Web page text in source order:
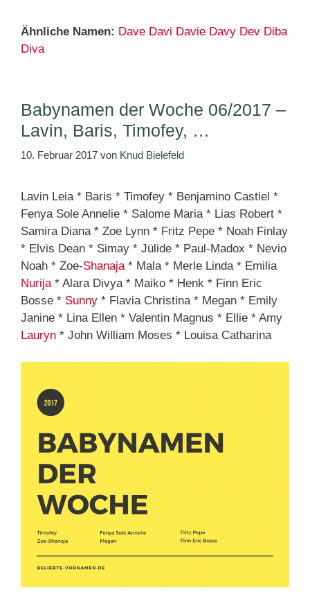
Ähnliche Namen: Dave Davi Davie Davy Dev Diba
Diva
Babynamen der Woche 06/2017 –
Lavin, Baris, Timofey, …
10. Februar 2017 von Knud Bielefeld
Lavin Leia * Baris * Timofey * Benjamino Castiel *
Fenya Sole Annelie * Salome Maria * Lias Robert *
Samira Diana * Zoe Lynn * Fritz Pepe * Noah Finlay
* Elvis Dean * Simay * Jülide * Paul-Madox * Nevio
Noah * Zoe-Shanaja* Mala * Merle Linda * Emilia
Nurija* Alara Divya * Maiko * Henk * Finn Eric
Bosse * Sunny * Flavia Christina * Megan * Emily
Janine * Lina Ellen * Valentin Magnus * Ellie * Amy
Lauryn * John William Moses * Louisa Catharina